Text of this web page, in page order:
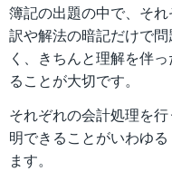
簿記の出題の中で、そ
訳や解法の暗記だけで
く、きちんと理解を伴
ることが大切です。
それぞれの会計処理を
明できることがいわゆ
ます。